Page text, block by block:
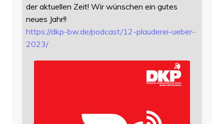
der aktuellen Zeit! Wir wünschen ein gutes
neues Jahr!!
https://dkp-bw.de/podcast/12-plauderei-ueber-
2023/